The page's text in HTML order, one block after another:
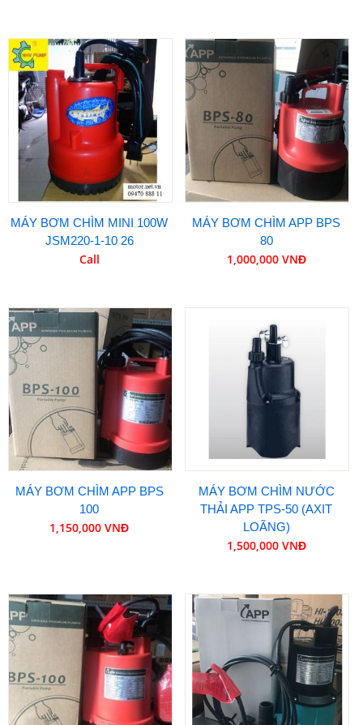
MÁY BƠM CHÌM MINI 100W
JSM220-1-10 26
Call
MÁY BƠM CHÌM APP BPS
80
1,000,000 VNĐ
MÁY BƠM CHÌM APP BPS
100
1,150,000 VNĐ
MÁY BƠM CHÌM NƯỚC
THẢI APP TPS-50 (AXIT
LOÃNG)
1,500,000 VNĐ